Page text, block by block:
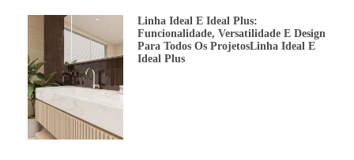
Linha Ideal E Ideal Plus:
Funcionalidade, Versatilidade E Design
Para Todos Os ProjetosLinha Ideal E
Ideal Plus